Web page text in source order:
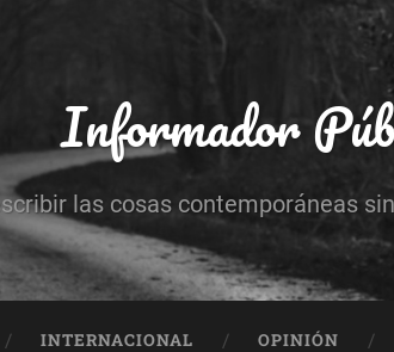
Informador
las cosas contemporáneas
INTERNACIONAL OPINIÓN